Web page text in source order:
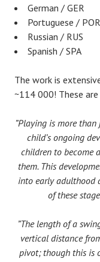
German / GER
Portuguese / POR
Russian / RUS
Spanish / SPA
The work is
~114 000! These
”Playing is more
child’s ongoing
children to become
them. This
into early adulthood
of these
”The length of a
vertical distance
pivot; though this is